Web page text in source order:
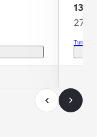
13
Tutustu